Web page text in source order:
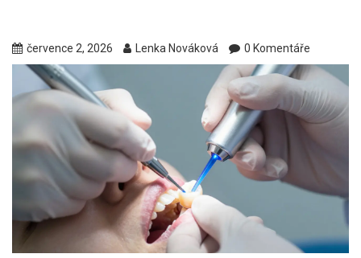
července 2, 2026 Lenka Nováková 0 Komentáře